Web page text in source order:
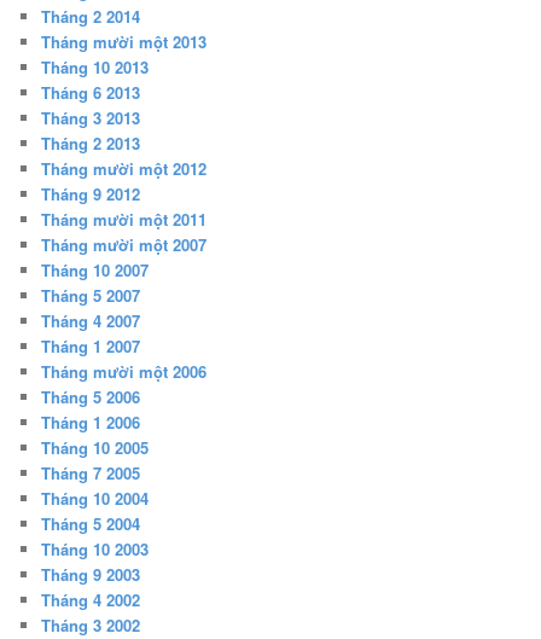
Tháng 2 2014
Tháng mười một 2013
Tháng 10 2013
Tháng 6 2013
Tháng 3 2013
Tháng 2 2013
Tháng mười một 2012
Tháng 9 2012
Tháng mười một 2011
Tháng mười một 2007
Tháng 10 2007
Tháng 5 2007
Tháng 4 2007
Tháng 1 2007
Tháng mười một 2006
Tháng 5 2006
Tháng 1 2006
Tháng 10 2005
Tháng 7 2005
Tháng 10 2004
Tháng 5 2004
Tháng 10 2003
Tháng 9 2003
Tháng 4 2002
Tháng 3 2002